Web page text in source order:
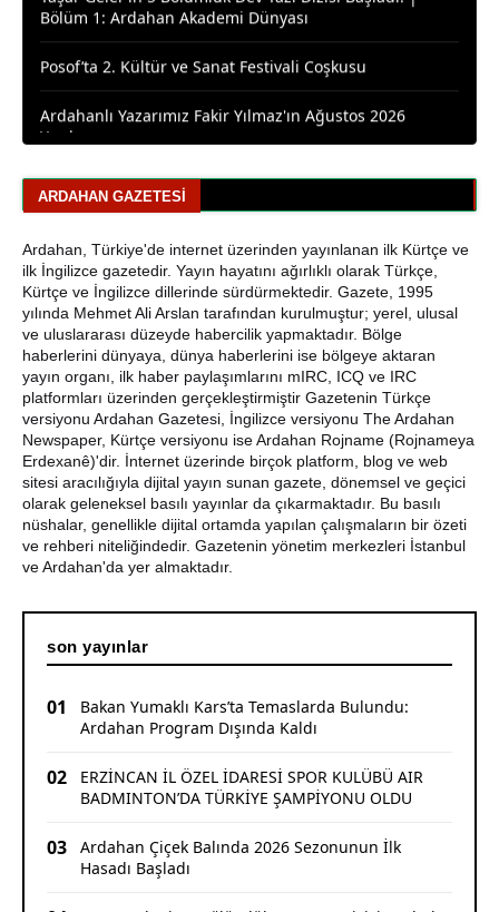
Posof’ta 2. Kültür ve Sanat Festivali Coşkusu
Ardahanlı Yazarımız Fakir Yılmaz'ın Ağustos 2026
Yazıları
Araştırmacı Yazar, Bora İzkübarlas İnsana dair Yazısı
Bisikletçiler Gitti, Kayakçılar Geldi: Ardahan’da Spor
Rüzgârı Esiyor
Ardahan Emniyet Müdürlüğü’nden Yeni Harf Grubu
Plaka Duyurusu
Ardahan Belediye Başkanı Faruk Demir ve Meclis
Üyeleri CHP’den İstifa Etti
Yaşar Geler'den Bölge Analizi: Ardahan ve Kars'ta Son
Durum
Bir Parti İşte Böyle Bitirilir
CHP Çıldır İl Genel Meclis Üyesi Gökhan Sözbir
Tutuklandı
ARDAHAN GAZETESI
Ardahan, Türkiye'de internet üzerinden yayınlanan ilk Kürtçe ve
ilk İngilizce gazetedir. Yayın hayatını ağırlıklı olarak Türkçe,
Kürtçe ve İngilizce dillerinde sürdürmektedir. Gazete, 1995
yılında Mehmet Ali Arslan tarafından kurulmuştur; yerel, ulusal
ve uluslararası düzeyde habercilik yapmaktadır. Bölge
haberlerini dünyaya, dünya haberlerini ise bölgeye aktaran
yayın organı, ilk haber paylaşımlarını mIRC, ICQ ve IRC
platformları üzerinden gerçekleştirmiştir Gazetenin Türkçe
versiyonu Ardahan Gazetesi, İngilizce versiyonu The Ardahan
Newspaper, Kürtçe versiyonu ise Ardahan Rojname (Rojnameya
Erdexanê)'dir. İnternet üzerinde birçok platform, blog ve web
sitesi aracılığıyla dijital yayın sunan gazete, dönemsel ve geçici
olarak geleneksel basılı yayınlar da çıkarmaktadır. Bu basılı
nüshalar, genellikle dijital ortamda yapılan çalışmaların bir özeti
ve rehberi niteliğindedir. Gazetenin yönetim merkezleri İstanbul
ve Ardahan'da yer almaktadır.
son yayınlar
01
Bakan Yumaklı Kars’ta Temaslarda Bulundu:
Ardahan Program Dışında Kaldı
02
ERZİNCAN İL ÖZEL İDARESİ SPOR KULÜBÜ AIR
BADMINTON’DA TÜRKİYE ŞAMPİYONU OLDU
03
Ardahan Çiçek Balında 2026 Sezonunun İlk
Hasadı Başladı